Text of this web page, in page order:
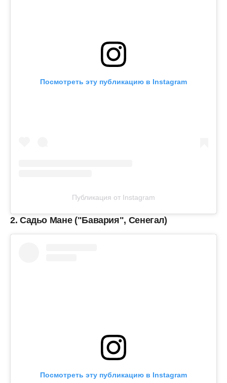
Посмотреть эту публикацию в Instagram
Публикация от Instagram
2. Садьо Мане ("Бавария", Сенегал)
Посмотреть эту публикацию в Instagram